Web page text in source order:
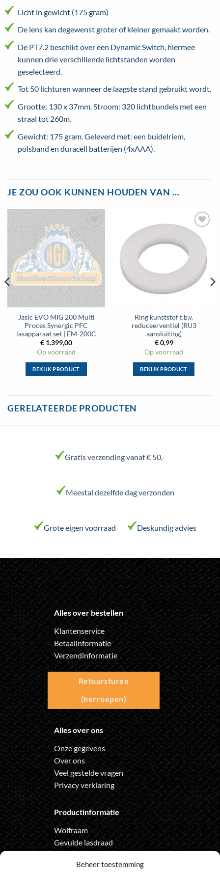
Beheer toestemming
Licht in gewicht (175 gram)
De lens kan degewenst groter of kleiner gemaakt worden.
De PT7.2 beschikt over een Dynamic Switch, hiermee
kunnen drie verschillende lichtstanden worden
geselecteerd.
Tot 50 lichturen wanneer de laagste stand gebruikt wordt.
Grootte: 130 x 37mm. Stroom: 320 lichtbundels met een
straal tot 260m.
Gewicht: 175 gram. Geleverd met: een buidelriem,
polsband en duracell batterijen (4xAAA).
JE ZOU OOK KUNNEN HOUDEN VAN …
Toevoegen
aan
wenslijst
Jasic EVO MIG 200 Multi
Proces Synergic PFC
lasapparaat set | EM-200C
€ 1.399,00
Op voorraad
BEKIJK PRODUCT
Toevoegen
wenslijst
Ring kunststof t.b.v.
reduceerventiel (RU3
aansluiting)
€0,99
Op voorraad
BEKIJK PRODUCT
de
GERELATEERDE PRODUCTEN
Gratis verzending vanaf € 50,-
Meestal dezelfde dag verzonden
Grote eigen voorraad Deskundig advies
Alles over bestellen
Klantenservice
Betaalinformatie
Verzendinformatie
Retoursturen
(herroepen)
Alles over ons
Onze gegevens
Over ons
Veel gestelde vragen
Privacy verklaring
Productinformatie
Wolfraam
Gevulde lasdraad